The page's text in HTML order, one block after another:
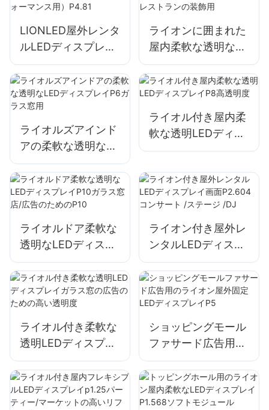
LIONLED屋外レンタ
ルLEDディスプレイ
（コンサートパフォ
ーマンス用）P4.81
ライオンに囲まれた
屋内柔軟な透明な
LEDディスプレイ
P4-8レストランの
装飾用
ライオルズアインド
アの柔軟な透明な
LEDディスプレイP6
ガラス窓用
ライオル付き屋内柔
軟な透明LEDディス
プレイP8高透明度
ライオルドア柔軟な
透明なLEDディスプ
レイP10ガラス窓店/
広告のためのP10
ライオン付き屋外レ
ンタルLEDディスプ
レイ画面P2.604コ
ンサート /ステージ
/DJ
ライオル付き柔軟な
透明LEDディスプレ
イガラス窓の広告の
ための高い透明度
ショッピングモール
ファサード広告用の
ライオン屋外固定
LEDディスプレイP5